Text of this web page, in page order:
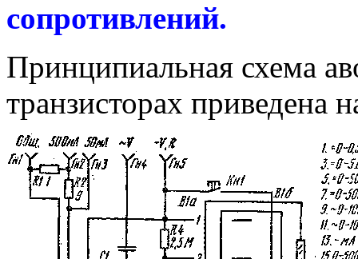
сопротивлений.
Принципиальная схема
транзисторах приведена